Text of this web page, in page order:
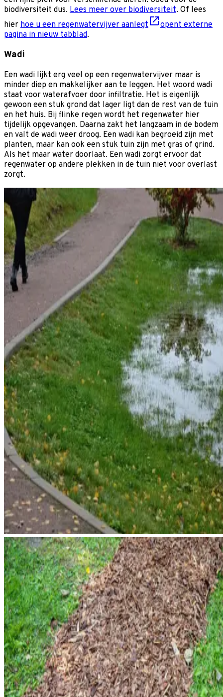
biodiversiteit dus. Lees meer over biodiversiteit. Of lees
hier hoe u een regenwatervijver aanlegt
opent externe
pagina in nieuw tabblad.
Wadi
Een wadi lijkt erg veel op een regenwatervijver maar is
minder diep en makkelijker aan te leggen. Het woord wadi
staat voor waterafvoer door infiltratie. Het is eigenlijk
gewoon een stuk grond dat lager ligt dan de rest van de tuin
en het huis. Bij flinke regen wordt het regenwater hier
tijdelijk opgevangen. Daarna zakt het langzaam in de bodem
en valt de wadi weer droog. Een wadi kan begroeid zijn met
planten, maar kan ook een stuk tuin zijn met gras of grind.
Als het maar water doorlaat. Een wadi zorgt ervoor dat
regenwater op andere plekken in de tuin niet voor overlast
zorgt.